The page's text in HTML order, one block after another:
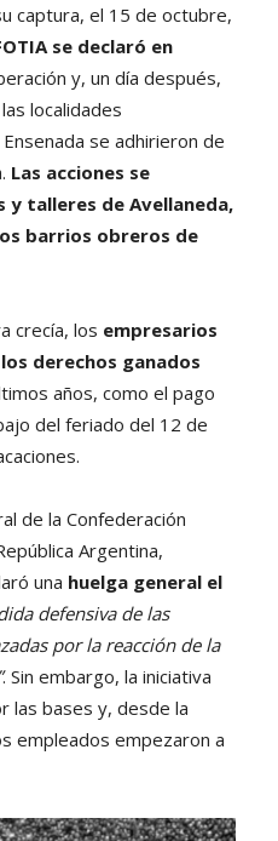
captura, el 15 de octubre,
se declaró en
y, un día después,
localidades
se adhirieron de
Las acciones se
talleres de Avellaneda,
barrios obreros de
crecía, los empresarios
derechos ganados
años, como el pago
del feriado del 12 de
de la Confederación
Argentina,
una huelga general el
defensiva de las
por la reacción de la
. Sin embargo, la iniciativa
las bases y, desde la
empleados empezaron a